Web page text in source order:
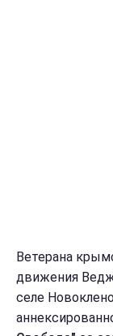
Ветерана
движения
селе